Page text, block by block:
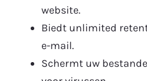
website.
Biedt unlimited
e-mail.
Schermt uw